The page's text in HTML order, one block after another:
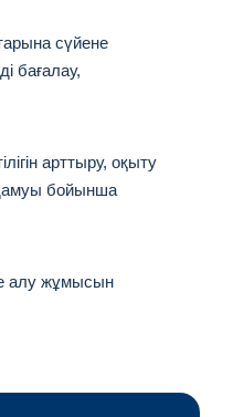
сүйене
бағалау,
арттыру, оқыту
бойынша
алу жұмысын